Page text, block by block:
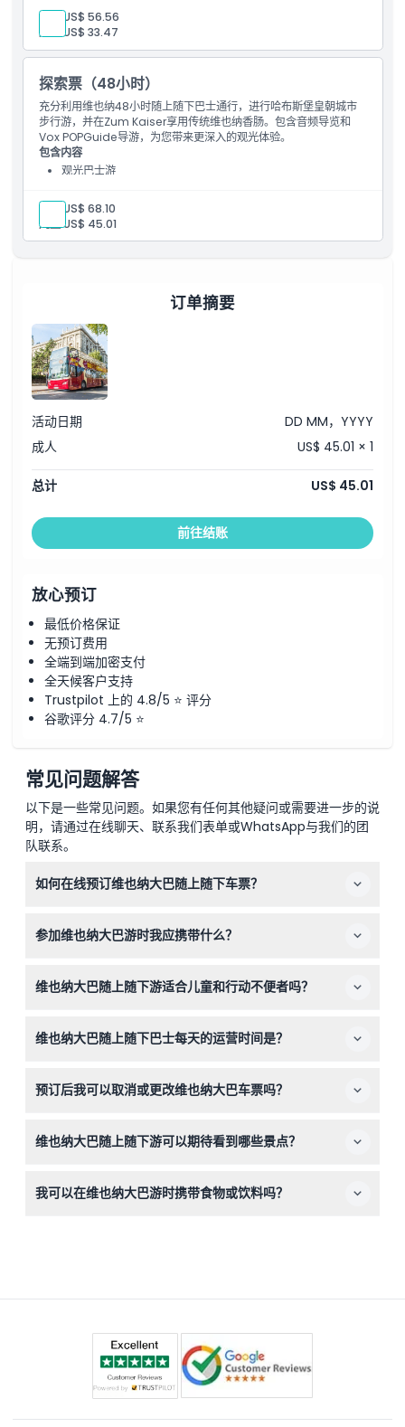
成人: US$ 56.56
儿童: US$ 33.47
探索票（48小时）
充分利用维也纳48小时随上随下巴士通行，进行哈布斯堡皇朝城市
步行游，并在Zum Kaiser享用传统维也纳香肠。包含音频导览和
Vox POPGuide导游，为您带来更深入的观光体验。
包含内容
观光巴士游
成人: US$ 68.10
儿童:US$ 45.01
订单摘要
活动日期
DD MM，YYYY
成人
US$ 45.01 × 1
总计 US$ 45.01
前往结账
放心预订
最低价格保证
无预订费用
全端到端加密支付
全天候客户支持
Trustpilot 上的 4.8/5 ⭐ 评分
谷歌评分 4.7/5 ⭐
常见问题解答
以下是一些常见问题。如果您有任何其他疑问或需要进一步的说
明，请通过在线聊天、联系我们表单或WhatsApp与我们的团
队联系。
如何在线预订维也纳大巴随上随下车票？
需在在线结账过程中选择您偏好的票种和日期即可。
参加维也纳大巴游时我应携带什么？
捉维也纳的地标。请注意，车上不提供行李或大包的存放空
维也纳大巴随上随下游适合儿童和行动不便者吗？
费乘坐。巴士和路线均支持婴儿车及轮椅通行，适合行动不
维也纳大巴随上随下巴士每天的运营时间是？
为上午9:45至下午5:15，两条路线的巴士大约每20-30分钟
预订后我可以取消或更改维也纳大巴车票吗？
款，但可能需支付转账手续费。请确保在截止时间前通过在
维也纳大巴随上随下游可以期待看到哪些景点？
蒂芬大教堂、贝尔维第宫和环城大道。提供13种语言的多语
我可以在维也纳大巴游时携带食物或饮料吗？